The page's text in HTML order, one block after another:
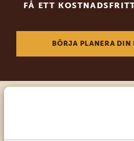
FÅ ETT
BÖRJA PLANERA DIN
VÅRA SPECIALISTER